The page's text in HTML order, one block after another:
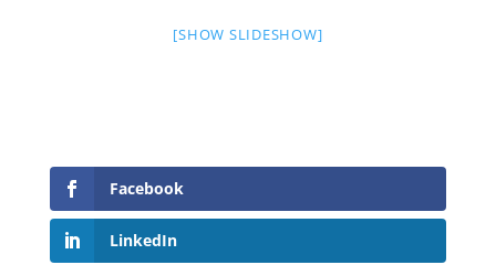
[SHOW SLIDESHOW]
Facebook
LinkedIn